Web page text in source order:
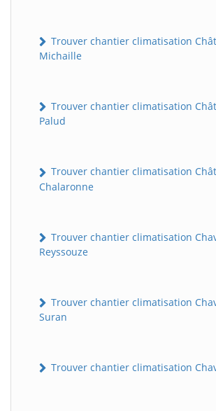
Trouver chantier climatisation
Michaille
Trouver chantier climatisation
Palud
Trouver chantier climatisation
Chalaronne
Trouver chantier climatisation
Reyssouze
Trouver chantier climatisation
Suran
Trouver chantier climatisation